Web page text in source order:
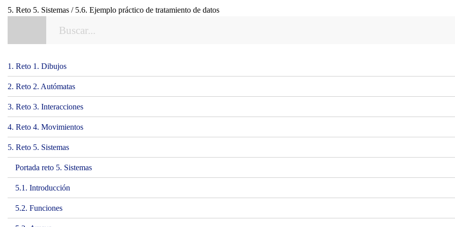
5. Reto 5. Sistemas / 5.6. Ejemplo práctico de tratamiento de datos
1. Reto 1. Dibujos
2. Reto 2. Autómatas
3. Reto 3. Interacciones
4. Reto 4. Movimientos
5. Reto 5. Sistemas
Portada reto 5. Sistemas
5.1. Introducción
5.2. Funciones